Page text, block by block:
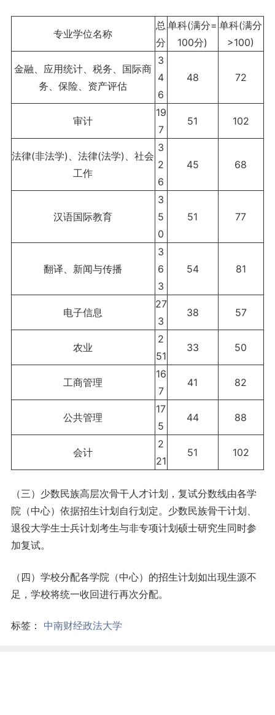
专业学位名称
总
分
单科(满分=
100分)
单科(满分
>100)
金融、应用统计、税务、国际商
务、保险、资产评估
3
4
6
48 72
审计
19
7
51 102
法律(非法学)、法律(法学)、社会
工作
3
2
6
45 68
汉语国际教育
3
5
0
51 77
翻译、新闻与传播
3
6
3
54 81
电子信息
27
3
38 57
农业
2
51
33 50
工商管理
16
7
41 82
公共管理
17
5
44 88
会计
2
21
51 102
（三）少数民族高层次骨干人才计划，复试分数线由各学
院（中心）依据招生计划自行划定。少数民族骨干计划、
退役大学生士兵计划考生与非专项计划硕士研究生同时参
加复试。
（四）学校分配各学院（中心）的招生计划如出现生源不
足，学校将统一收回进行再次分配。
标签： 中南财经政法大学